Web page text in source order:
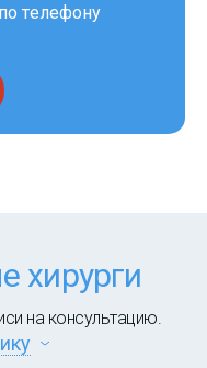
телефону
хирурги
на консультацию.